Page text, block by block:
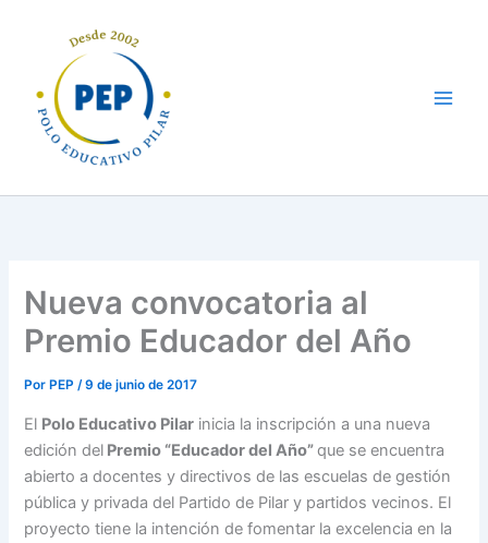
contenido
Nueva convocatoria al
Premio Educador del Año
Por PEP/9 de junio de 2017
El Polo Educativo Pilar inicia la inscripción a una nueva
edición del Premio “Educador del Año”que se encuentra
abierto a docentes y directivos de las escuelas de gestión
pública y privada del Partido de Pilar y partidos vecinos. El
proyecto tiene la intención de fomentar la excelencia en la